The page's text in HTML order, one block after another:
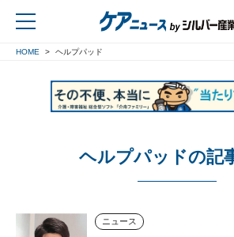
HOME ヘルプパッド
ヘルプパッドの記
ニュース